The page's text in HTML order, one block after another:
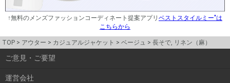
↑無料のメンズファッションコーディネート提案アプリ ベストスタイルミー"は
こちらから
TOP アウター カジュアルジャケット ベージュ 長そで, リネン（麻）
ご意見・ご要望
運営会社